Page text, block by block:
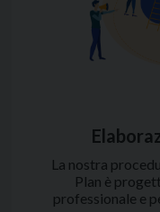
La nostra
Plan è
professionale e